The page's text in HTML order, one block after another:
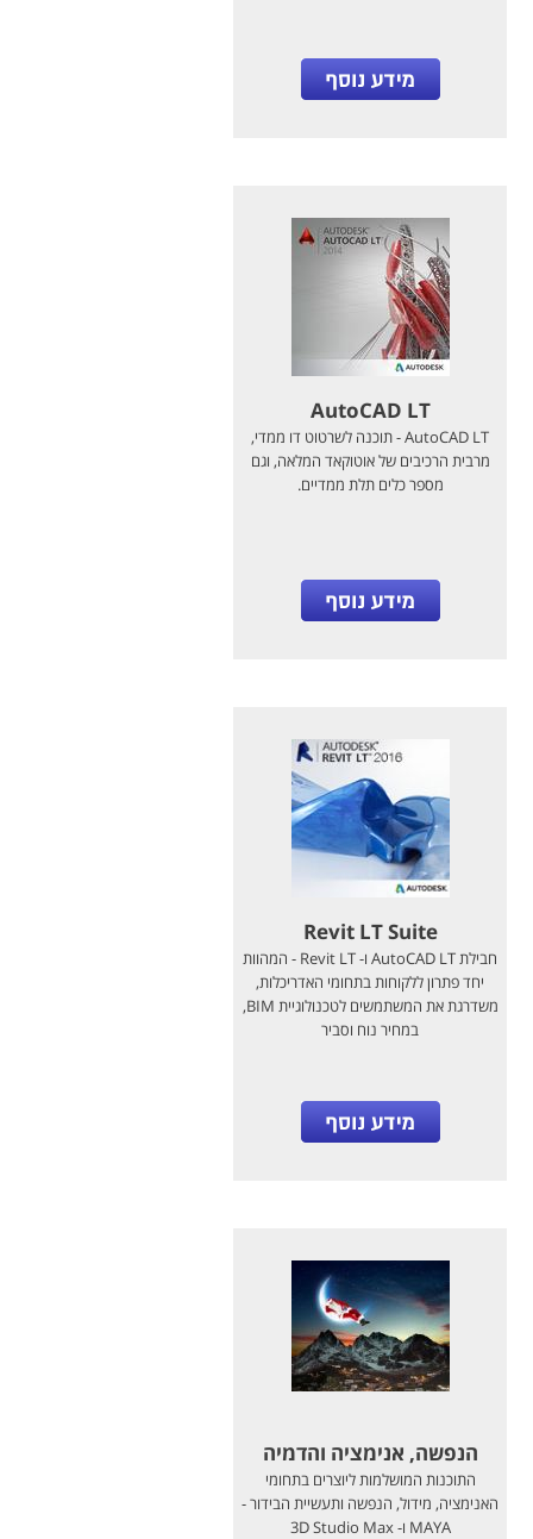
AutoCAD LT
AutoCAD LT - תוכנה לשרטוט דו ממדי,
מרבית הרכיבים של אוטוקאד המלאה, וגם
מספר כלים תלת ממדיים.
Revit LT Suite
חבילת AutoCAD LT ו- Revit LT - המהוות
יחד פתרון ללקוחות בתחומי האדריכלות,
משדרגת את המשתמשים לטכנולוגיית BIM,
במחיר נוח וסביר
הנפשה, אנימציה והדמיה
התוכנות המושלמות ליוצרים בתחומי
האנימציה, מידול, הנפשה ותעשיית הבידור -
MAYA ו- 3D Studio Max